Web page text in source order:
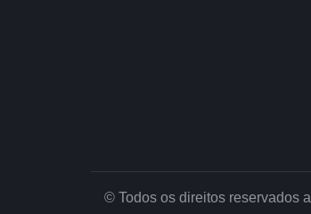
© Todos os direitos reservados a